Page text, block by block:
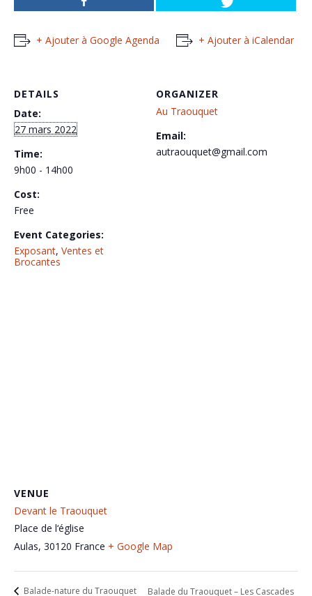
+ Ajouter à Google Agenda + Ajouter à iCalendar
DETAILS
Date:
27 mars 2022
Time:
9h00 - 14h00
Cost:
Free
Event Categories:
Exposant, Ventes et
Brocantes
ORGANIZER
Au Traouquet
Email:
autraouquet@gmail.com
VENUE
Devant le Traouquet
Place de l‘église
Aulas, 30120 France + Google Map
Balade-nature du Traouquet Balade du Traouquet – Les Cascades